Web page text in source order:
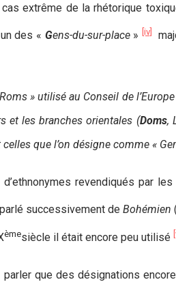
extrême de la rhétorique
des « Gens-du-sur-place»[iv]
» utilisé au Conseil de
et les branches orientales (Doms,
celles que l’on désigne comme «
revendiqués par
parlé successivement deBohémien
èmesiècle il était encore peu utilisé
parler que des désignations